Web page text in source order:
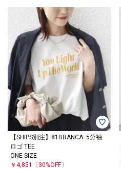
【SHIPS別注】81BRANCA: 5分袖
ロゴ TEE
ONE SIZE
￥4,851
〔30%OFF〕